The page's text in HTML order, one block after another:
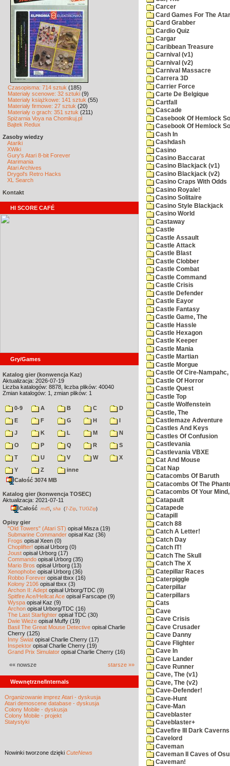
Czasopisma: 714 sztuk (185)
Materiały scenowe: 32 sztuki (9)
Materiały książkowe: 141 sztuk (55)
Materiały firmowe: 27 sztuk (20)
Materiały o grach: 351 sztuk (211)
Spiżarnia Voya na Chomikuj.pl
Bajtek Redux
Zasoby wiedzy
Atariki
XWiki
Gury's Atari 8-bit Forever
Atarimania
Atari Archives
Drygol's Retro Hacks
XL Search
Kontakt
HI SCORE CAFÉ
Gry/Games
Katalog gier (konwencja Kaz)
Aktualizacja: 2026-07-19
Liczba katalogów: 8878, liczba plików: 40040
Zmian katalogów: 1, zmian plików: 1
0-9 A B C
D
E
F G H
I
J
K L M
N
O
P Q R
S
T
U V W
X
Y
Z
inne
Całość 3074 MB
Katalog gier (konwencja TOSEC)
Aktualizacja: 2021-07-11
Całość md5 sha (7-Zip TUGZip)
Opisy gier
"Old Towers" (Atari ST) opisał Misza (19)
Submarine Commander opisał Kaz (36)
Frogs opisał Xeen (0)
Choplifter! opisał Urborg (0)
Joust opisał Urborg (17)
Commando opisał Urborg (35)
Mario Bros opisał Urborg (13)
Xenophobe opisał Urborg (36)
Robbo Forever opisał tbxx (16)
Kolony 2106 opisał tbxx (3)
Archon II: Adept opisał Urborg/TDC (9)
Spitfire Ace/Hellcat Ace opisał Farscape (9)
Wyspa opisał Kaz (9)
Archon opisał Urborg/TDC (16)
The Last Starfighter opisał TDC (30)
Dwie Wieże opisał Muffy (19)
Basil The Great Mouse Detective opisał Charlie
Cherry (125)
Inny Świat opisał Charlie Cherry (17)
Inspektor opisał Charlie Cherry (19)
Grand Prix Simulator opisał Charlie Cherry (16)
«« nowsze starsze »»
Wewnętrzne/Internals
Organizowanie imprez Atari - dyskusja
Atari demoscene database - dyskusja
Colony Mobile - dyskusja
Colony Mobile - projekt
Statystyki
Nowinki tworzone dzięki CuteNews
Carcer
Card Games For The
Card Grabber
Cardio Quiz
Cargar
Caribbean Treasure
Carnival (v1)
Carnival (v2)
Carnival Massacre
Carrera 3D
Carrier Force
Carte De Belgique
Cartfall
Cascade
Casebook Of Hemlock
Casebook Of Hemlock
Cash In
Cashdash
Casino
Casino Baccarat
Casino Blackjack (v1)
Casino Blackjack (v2)
Casino Craps With Odds
Casino Royale!
Casino Solitaire
Casino Style Blackjack
Casino World
Castaway
Castle
Castle Assault
Castle Attack
Castle Blast
Castle Clobber
Castle Combat
Castle Command
Castle Crisis
Castle Defender
Castle Eayor
Castle Fantasy
Castle Game, The
Castle Hassle
Castle Hexagon
Castle Keeper
Castle Mania
Castle Martian
Castle Morgue
Castle Of Cire-Nampahc,
Castle Of Horror
Castle Quest
Castle Top
Castle Wolfenstein
Castle, The
Castlemaze Adventure
Castles And Keys
Castles Of Confusion
Castlevania
Castlevania VBXE
Cat And Mouse
Cat Nap
Catacombs Of Baruth
Catacombs Of The
Catacombs Of Your
Catapault
Catapede
Catapill
Catch 88
Catch A Letter!
Catch Day
Catch IT!
Catch The Skull
Catch The X
Catepillar Races
Caterpiggle
Caterpillar
Caterpillars
Cats
Cave
Cave Crisis
Cave Crusader
Cave Danny
Cave Flighter
Cave In
Cave Lander
Cave Runner
Cave, The (v1)
Cave, The (v2)
Cave-Defender!
Cave-Hunt
Cave-Man
Caveblaster
Caveblaster+
Cavefire III Dark Caverns
Cavelord
Caveman
Caveman II Caves of
Caveman!